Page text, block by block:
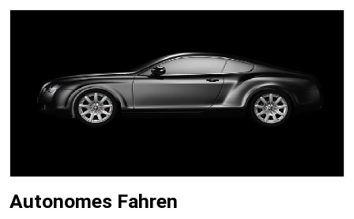
Autonomes Fahren